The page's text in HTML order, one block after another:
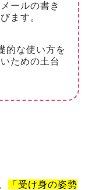
ールの書き
ます。
的な使い方を
ための土台
「受け身の姿勢